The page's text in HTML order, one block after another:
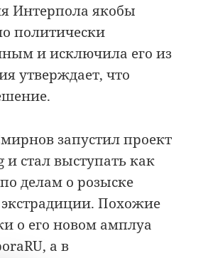
Интерпола якобы
политически
и исключила его из
утверждает, что
запустил проект
стал выступать как
делам о розыске
Похожие
о его новом амплуа
а в